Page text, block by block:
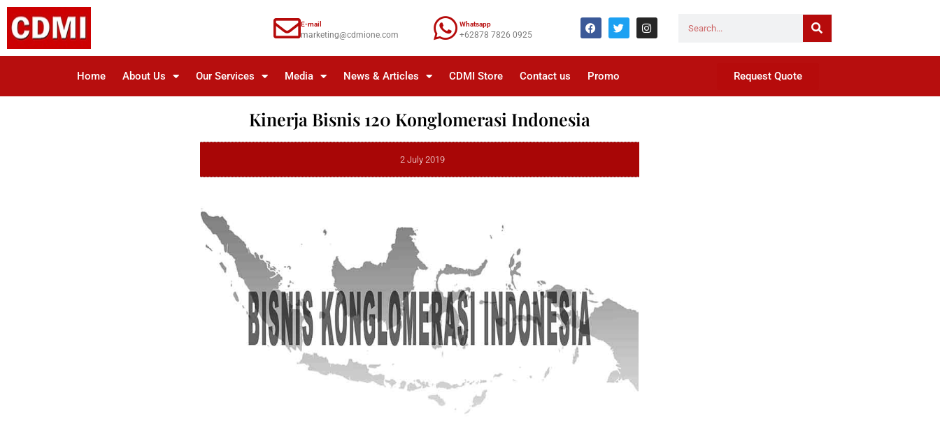
E-mail
marketing@cdmione.com
Whatsapp
+62878 7826 0925
Home About Us Our Services Media News & Articles CDMI Store Contact us Promo Request Quote
Kinerja Bisnis 120 Konglomerasi Indonesia
2 July 2019